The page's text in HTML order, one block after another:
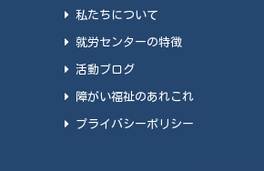
私たちについて
就労センターの特徴
活動ブログ
障がい福祉のあれこれ
プライバシーポリシー